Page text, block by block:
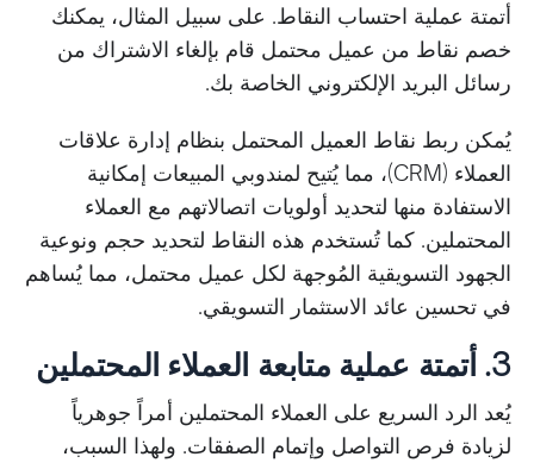
أتمتة عملية احتساب النقاط. على سبيل المثال، يمكنك
خصم نقاط من عميل محتمل قام بإلغاء الاشتراك من
رسائل البريد الإلكتروني الخاصة بك.
يُمكن ربط نقاط العميل المحتمل بنظام إدارة علاقات
العملاء (CRM)، مما يُتيح لمندوبي المبيعات إمكانية
الاستفادة منها لتحديد أولويات اتصالاتهم مع العملاء
المحتملين. كما تُستخدم هذه النقاط لتحديد حجم ونوعية
الجهود التسويقية المُوجهة لكل عميل محتمل، مما يُساهم
في تحسين عائد الاستثمار التسويقي.
3. أتمتة عملية متابعة العملاء المحتملين
يُعد الرد السريع على العملاء المحتملين أمراً جوهرياً
لزيادة فرص التواصل وإتمام الصفقات. ولهذا السبب،